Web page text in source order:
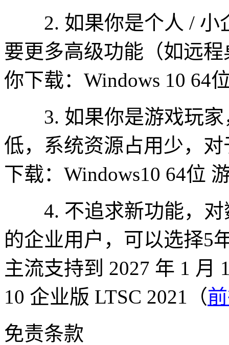
2. 如果你是个人 / 小
要更多高级功能（如远
你下载：Windows 10 64
3. 如果你是游戏玩家
低，系统资源占用少，
下载：Windows10 64位
4. 不追求新功能，对
的企业用户，可以选择5
主流支持到 2027 年 1 月
10 企业版 LTSC 2021（
免责条款